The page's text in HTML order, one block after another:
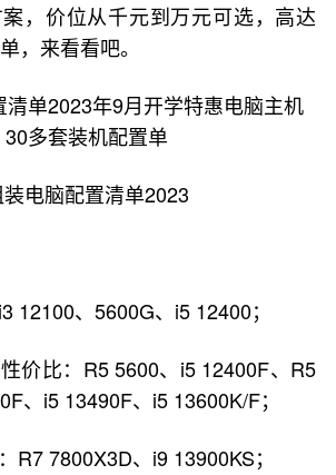
，价位从千元到万元可选，高达
，来看看吧。
装电脑配置清单2023
12100、5600G、i5 12400；
价比：R5 5600、i5 12400F、R5
、i5 13490F、i5 13600K/F；
R7 7800X3D、i9 13900KS；